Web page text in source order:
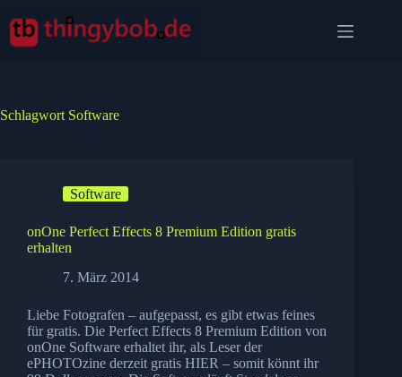
Inhalt
springen
Schlagwort Software
Software
onOne Perfect Effects 8 Premium Edition gratis
erhalten
7. März 2014
Liebe Fotografen – aufgepasst, es gibt etwas feines
für gratis. Die Perfect Effects 8 Premium Edition von
onOne Software erhaltet ihr, als Leser der
ePHOTOzine derzeit gratis HIER – somit könnt ihr